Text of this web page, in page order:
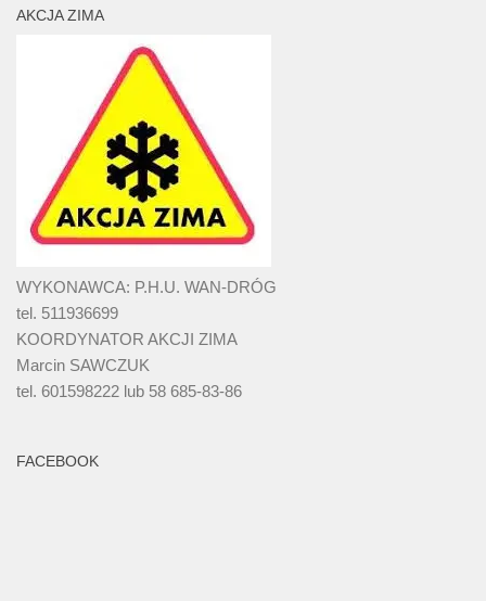
AKCJA ZIMA
WYKONAWCA: P.H.U. WAN-DRÓG
tel. 511936699
KOORDYNATOR AKCJI ZIMA
Marcin SAWCZUK
tel. 601598222 lub 58 685-83-86
FACEBOOK